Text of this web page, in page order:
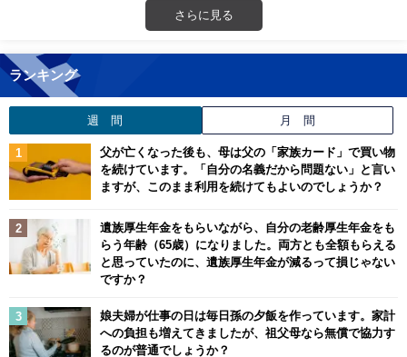
さらに見る
ランキング
週 間 月 間
父が亡くなった後も、母は父の「家族カード」で買い物
を続けています。「自分の名義だから問題ない」と言い
ますが、このまま利用を続けてもよいのでしょうか？
遺族厚生年金をもらいながら、自分の老齢厚生年金をも
らう年齢（65歳）になりました。両方とも全額もらえる
と思っていたのに、遺族厚生年金が減るって損じゃない
ですか？
娘夫婦が仕事の日は毎日孫の夕飯を作っています。家計
への負担も増えてきましたが、祖父母なら無償で協力す
るのが普通でしょうか？